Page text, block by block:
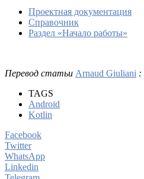
Проектная документация
Справочник
Раздел «Начало работы»
Перевод статьи Arnaud Giuliani :
TAGS
Android
Kotlin
Facebook
Twitter
WhatsApp
Linkedin